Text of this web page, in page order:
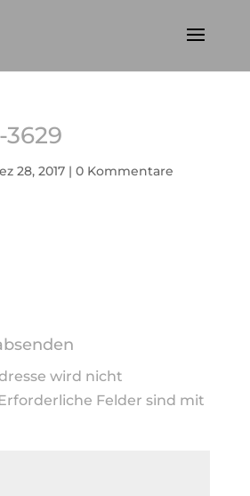
28, 2017| 0 Kommentare
wird nicht
Felder sind mit